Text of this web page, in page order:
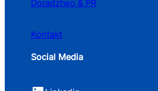
Doradztwo & PR
Kontakt
Social Media